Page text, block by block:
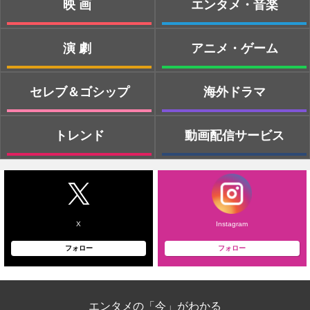
映画
演劇
セレブ＆ゴシップ
トレンド
エンタメ・音楽
アニメ・ゲーム
海外ドラマ
動画配信サービス
X
フォロー
Instagram
フォロー
エンタメの「今」がわかる